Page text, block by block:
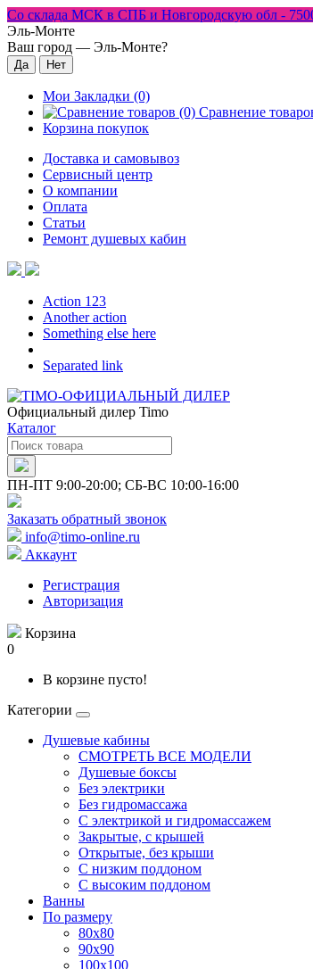
Со склада МСК в СПБ и Новгородскую обл -
Эль-Монте
Ваш город — Эль-Монте?
Мои Закладки (0)
Сравнение
Корзина покупок
Доставка и самовывоз
Сервисный центр
О компании
Оплата
Статьи
Ремонт душевых кабин
Action 123
Another action
Something else here
Separated link
Официальный дилер Timo
Каталог
ПН-ПТ 9:00-20:00; СБ-ВС 10:00-16:00
Заказать обратный звонок
info@timo-online.ru
Аккаунт
Регистрация
Авторизация
Корзина
0
В корзине пусто!
Категории
Душевые кабины
СМОТРЕТЬ ВСЕ МОДЕЛИ
Душевые боксы
Без электрики
Без гидромассажа
С электрикой и гидромассажем
Закрытые, с крышей
Открытые, без крыши
С низким поддоном
С высоким поддоном
Ванны
По размеру
80x80
90x90
100x100